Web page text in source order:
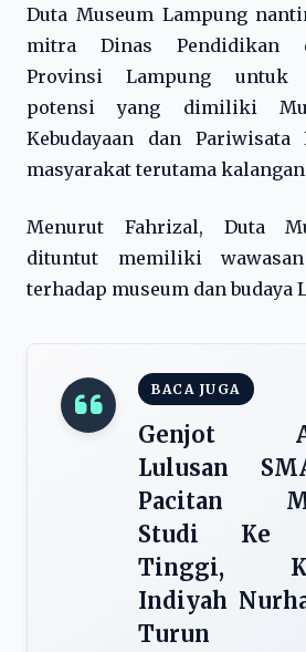
Duta Museum Lampung
mitra Dinas Pendidikan
Provinsi Lampung untuk
potensi yang dimiliki
Kebudayaan dan Pariwisata
masyarakat terutama
Menurut Fahrizal, Duta
dituntut memiliki
terhadap museum dan budaya
BACA JUGA
Genjot
Lulusan
Pacitan
Studi Ke
Tinggi,
Indiyah
Turun